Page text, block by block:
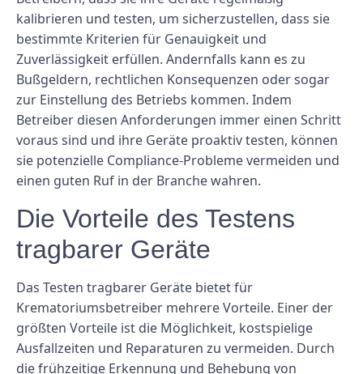
kalibrieren und testen, um sicherzustellen, dass sie
bestimmte Kriterien für Genauigkeit und
Zuverlässigkeit erfüllen. Andernfalls kann es zu
Bußgeldern, rechtlichen Konsequenzen oder sogar
zur Einstellung des Betriebs kommen. Indem
Betreiber diesen Anforderungen immer einen Schritt
voraus sind und ihre Geräte proaktiv testen, können
sie potenzielle Compliance-Probleme vermeiden und
einen guten Ruf in der Branche wahren.
Die Vorteile des Testens
tragbarer Geräte
Das Testen tragbarer Geräte bietet für
Krematoriumsbetreiber mehrere Vorteile. Einer der
größten Vorteile ist die Möglichkeit, kostspielige
Ausfallzeiten und Reparaturen zu vermeiden. Durch
die frühzeitige Erkennung und Behebung von